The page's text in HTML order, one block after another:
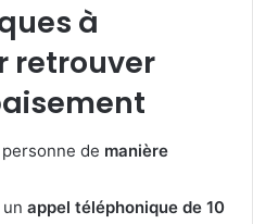
à
retrouver
de manière
appel téléphonique de 10